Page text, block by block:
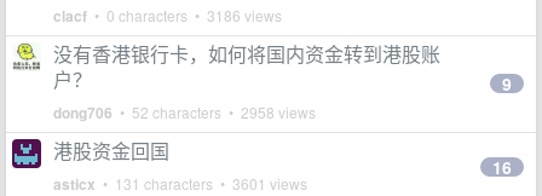
clacf • 0 characters • 3186 views
没有香港银行卡，如何将国内资金转到港股账
户？
dong706 • 52 characters • 2958 views
9
港股资金回国
asticx • 131 characters • 3601 views
16